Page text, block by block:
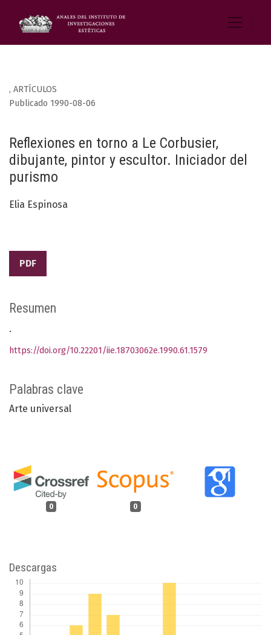
, ARTÍCULOS
Reflexiones en torno a Le Corbusier,
dibujante, pintor y escultor. Iniciador del
purismo
Publicado 1990-08-06
Elia Espinosa
PDF
Palabras clave
Arte universal
0 0
Resumen
.
https://doi.org/10.22201/iie.18703062e.1990.61.1579
Descargas